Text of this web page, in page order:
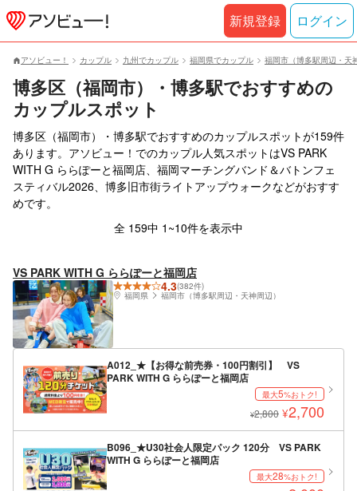
アソビュー！ カップル 九州でカップル 福岡県でカップル 福岡市（博多駅周辺・天
博多区（福岡市）・博多駅でおすすめの
カップルスポット
博多区（福岡市）・博多駅でおすすめのカップルスポットが159件
あります。アソビュー！でのカップル人気スポットはVS PARK
WITH G ららぽーと福岡店、福岡マーチングバンド＆バトンフェ
スティバル2026、博多旧市街ライトアップウォークなどがおすす
めです。
全 159中 1~10件を表示中
VS PARK WITH G ららぽーと福岡店
4.3(382件)
福岡県
福岡市（博多駅周辺・天神周辺）
A012_★【お得な前売券・100円割引】 VS
PARK WITH G ららぽーと福岡店
最大5%おトク!
¥2,800 ¥2,700
B096_★U30社会人限定パック 120分 VS PARK
WITH G ららぽーと福岡店
最大28%おトク!
新規登録 ログイン